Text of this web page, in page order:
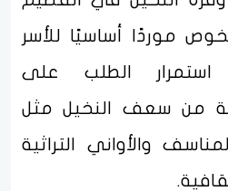
موردًا أساسيًا للأسر
استمرار الطلب على
من سعف النخيل مثل
والأواني التراثية